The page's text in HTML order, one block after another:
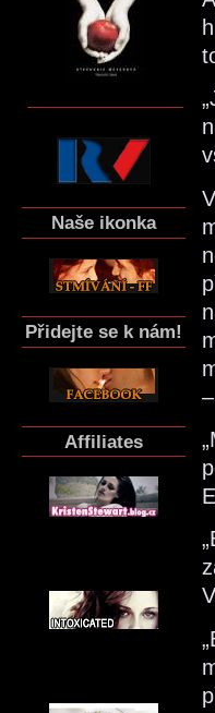
Naše ikonka
Přidejte se k nám!
Affiliates